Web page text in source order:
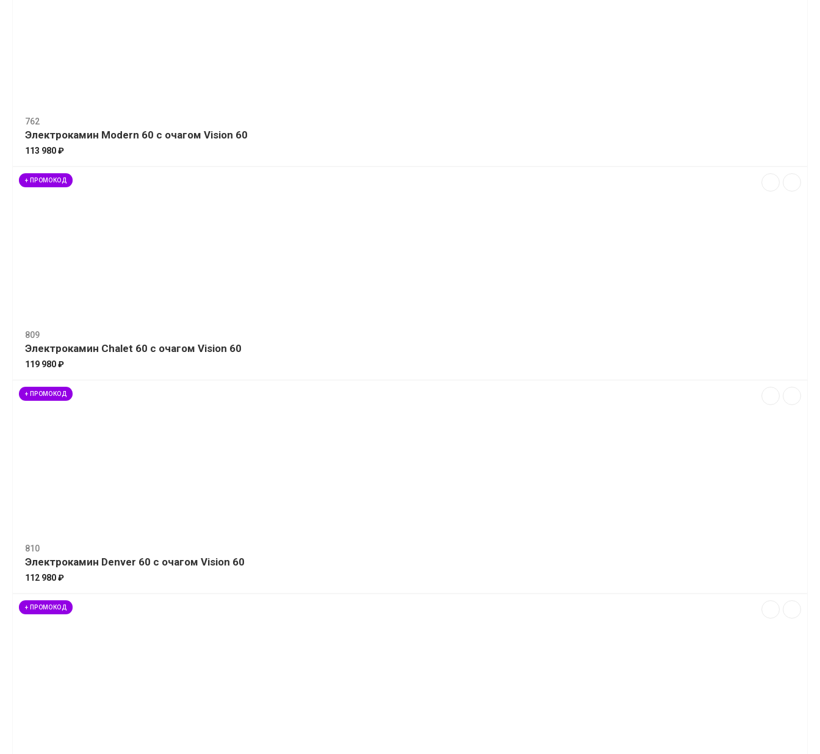
762
Электрокамин Modern 60 с очагом Vision 60
113 980 ₽
+ ПРОМОКОД
809
Электрокамин Chalet 60 с очагом Vision 60
119 980 ₽
+ ПРОМОКОД
810
Электрокамин Denver 60 с очагом Vision 60
112 980 ₽
+ ПРОМОКОД